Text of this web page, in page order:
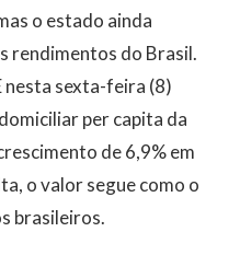
o estado ainda
rendimentos do Brasil.
nesta sexta-feira (8)
per capita da
de 6,9% em
o valor segue como o
brasileiros.